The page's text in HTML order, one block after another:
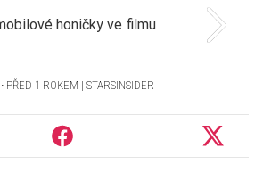
PŘED 1 ROKEM | STARSINSIDER